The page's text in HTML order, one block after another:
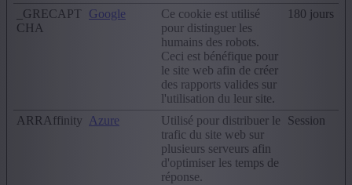
_GRECAPT
CHA
Google
Ce cookie est utilisé
pour distinguer les
humains des robots.
Ceci est bénéfique pour
le site web afin de créer
des rapports valides sur
l'utilisation du leur site.
180 jours
ARRAffinity Azure
Utilisé pour distribuer le
trafic du site web sur
plusieurs serveurs afin
d'optimiser les temps de
réponse.
Session